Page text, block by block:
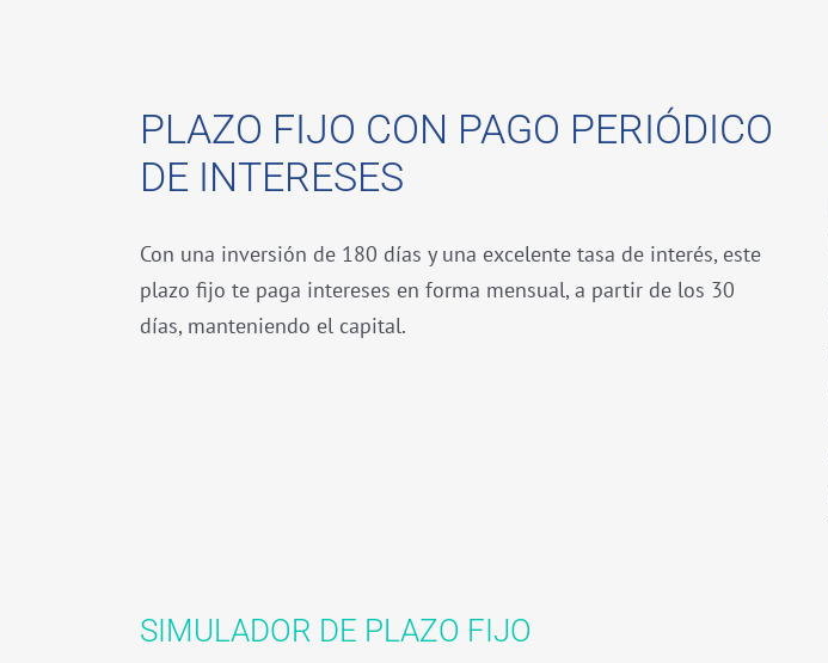
PLAZO FIJO CON PAGO PERIÓDICO
DE INTERESES
Con una inversión de 180 días y una excelente tasa de interés, este
plazo fijo te paga intereses en forma mensual, a partir de los 30
días, manteniendo el capital.
SIMULADOR DE PLAZO FIJO